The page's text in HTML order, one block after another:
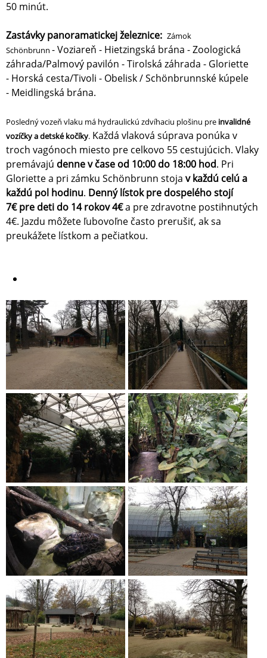
50 minút.
Zastávky panoramatickej železnice: Zámok
Schönbrunn - Voziareň - Hietzingská brána - Zoologická
záhrada/Palmový pavilón - Tirolská záhrada - Gloriette
- Horská cesta/Tivoli - Obelisk / Schönbrunnské kúpele
- Meidlingská brána.
Posledný vozeň vlaku má hydraulickú zdvíhaciu plošinu pre invalidné
vozíčky a detské kočíky. Každá vlaková súprava ponúka v
troch vagónoch miesto pre celkovo 55 cestujúcich. Vlaky
premávajú denne v čase od 10:00 do 18:00 hod. Pri
Gloriette a pri zámku Schönbrunn stoja v každú celú a
každú pol hodinu. Denný lístok pre dospelého stojí
7€ pre deti do 14 rokov 4€a pre zdravotne postihnutých
4€. Jazdu môžete ľubovoľne často prerušiť, ak sa
preukážete lístkom a pečiatkou.